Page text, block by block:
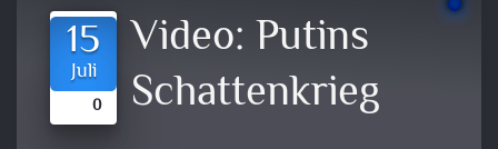
15
Juli
0
Video: Putins
Schattenkrieg